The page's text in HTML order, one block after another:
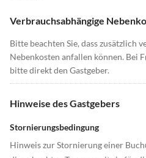
Verbrauchsabhängige
Bitte beachten Sie, dass zusätzlich
Nebenkosten anfallen können. Bei
bitte direkt den Gastgeber.
Hinweise des Gastgebers
Stornierungsbedingung
Hinweis zur Stornierung einer